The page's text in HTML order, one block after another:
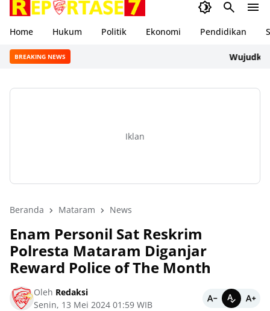
Home Hukum Politik Ekonomi Pendidikan
BREAKING NEWS Wujudkan
Iklan
Beranda Mataram News
Enam Personil Sat Reskrim
Polresta Mataram Diganjar
Reward Police of The Month
Oleh Redaksi
Senin, 13 Mei 2024 01:59 WIB